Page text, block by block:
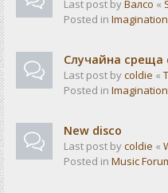
Last post byВалсо «
Posted in
Случайна среща
Last post bycoldie «
Posted in
New disco
Last post bycoldie «
Posted in Music